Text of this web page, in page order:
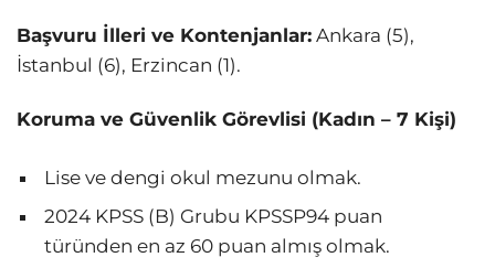
Başvuru İlleri ve Kontenjanlar: Ankara (5),
İstanbul (6), Erzincan (1).
Koruma ve Güvenlik Görevlisi (Kadın – 7 Kişi)
Lise ve dengi okul mezunu olmak.
2024 KPSS (B) Grubu KPSSP94 puan
türünden en az 60 puan almış olmak.